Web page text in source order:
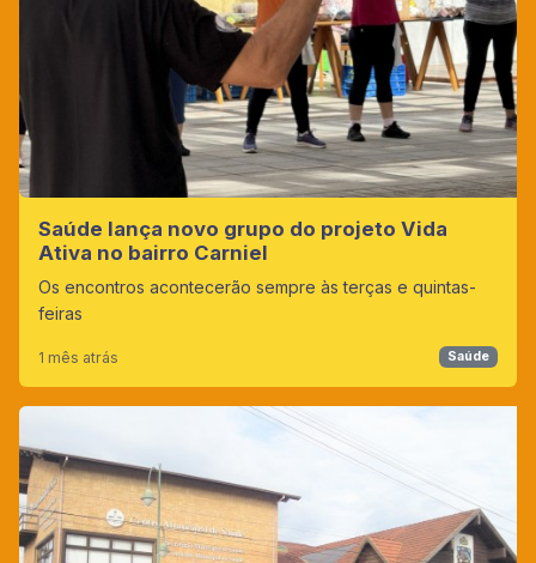
Saúde lança novo grupo do projeto Vida
Ativa no bairro Carniel
Os encontros acontecerão sempre às terças e quintas-
feiras
1 mês atrás Saúde